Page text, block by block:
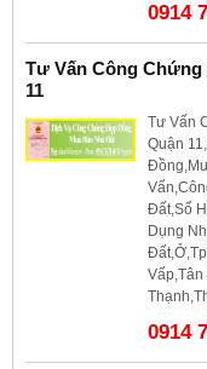
0914
Tư Vấn Công
11
Tư Vấn
Quận
Đất,Sổ
Dụng
Vấp,Tân
0914